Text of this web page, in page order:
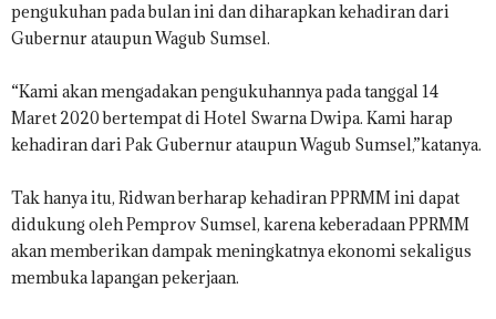
pengukuhan pada bulan ini dan diharapkan kehadiran dari
Gubernur ataupun Wagub Sumsel.
“Kami akan mengadakan pengukuhannya pada tanggal 14
Maret 2020 bertempat di Hotel Swarna Dwipa. Kami harap
kehadiran dari Pak Gubernur ataupun Wagub Sumsel,”katanya.
Tak hanya itu, Ridwan berharap kehadiran PPRMM ini dapat
didukung oleh Pemprov Sumsel, karena keberadaan PPRMM
akan memberikan dampak meningkatnya ekonomi sekaligus
membuka lapangan pekerjaan.